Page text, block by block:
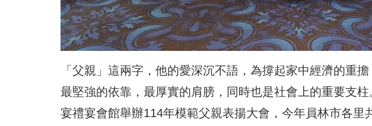
「父親」這兩字，他的愛深沉不語，為撐起家中經濟的重
最堅強的依靠，最厚實的肩膀，同時也是社會上的重要支
宴禮宴會館舉辦114年模範父親表揚大會，今年員林市各里